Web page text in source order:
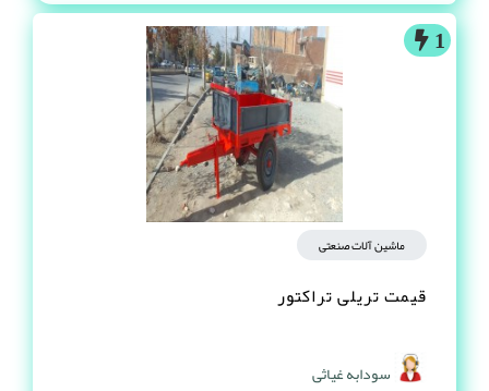
1
ماشین آلات صنعتی
قیمت تریلی تراکتور
سودابه غیاثی